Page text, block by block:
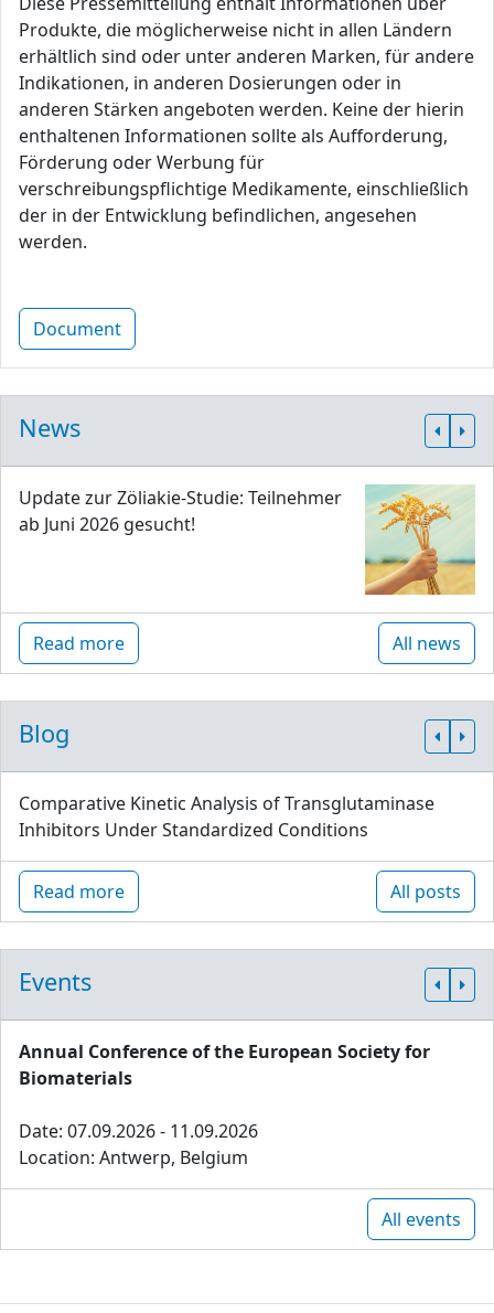
Produkte, die möglicherweise nicht in allen Ländern
erhältlich sind oder unter anderen Marken, für andere
Indikationen, in anderen Dosierungen oder in
anderen Stärken angeboten werden. Keine der hierin
enthaltenen Informationen sollte als Aufforderung,
Förderung oder Werbung für
verschreibungspflichtige Medikamente, einschließlich
der in der Entwicklung befindlichen, angesehen
werden.
Document
News
Update zur Zöliakie-Studie: Teilnehmer
ab Juni 2026 gesucht!
Read more All news
Blog
Comparative Kinetic Analysis of Transglutaminase
Inhibitors Under Standardized Conditions
Read more All posts
Events
Annual Conference of the European Society for
Biomaterials
Date: 07.09.2026 - 11.09.2026
Location: Antwerp, Belgium
All events